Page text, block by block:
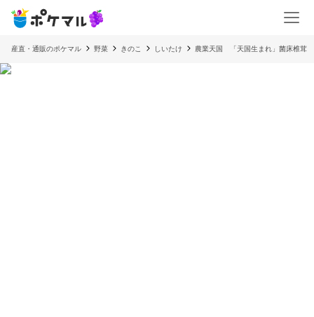
産直・通販のポケマル 野菜 きのこ しいたけ 農業天国 「天国生まれ」菌床椎茸